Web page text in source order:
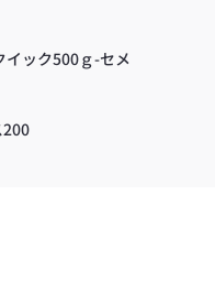
イック500ｇ-セメ